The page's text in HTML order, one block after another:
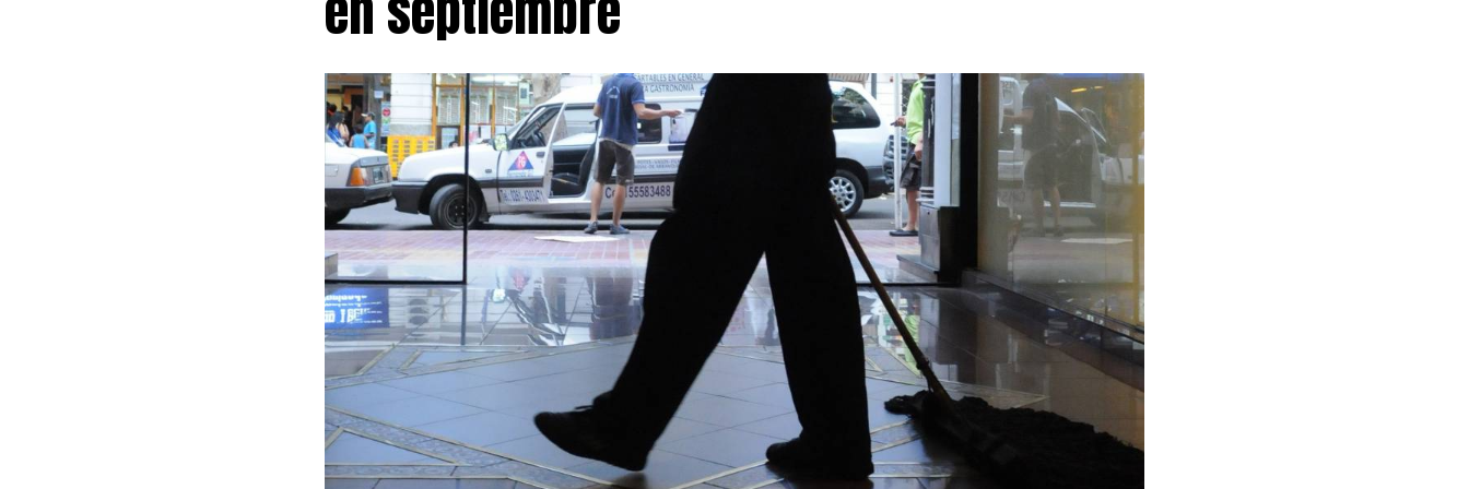
de tierras rurales en manos extranjeras y suprime las restricciones que impedían la
las modificaciones permitirán atraer inversiones y fortalecer la seguridad jurídica,
mientras que sus detractores advierten que comprometen el control nacional sobre
recursos considerados estratégicos.
La iniciativa también reforma el régimen de expropiaciones, estableciendo
indemnizaciones calculadas sobre el valor de mercado, con un tope para el lucro
cesante, y condiciona la transferencia del dominio al pago efectivo de la
compensación. A ello se suma la incorporación de procedimientos judiciales más
rápidos para los desalojos y la derogación de disposiciones de la Ley de Manejo del
Fuego que impedían modificar el destino de tierras afectadas por incendios durante
un plazo de treinta años.
El rechazo excedió el ámbito sindical. Diversas organizaciones sociales y rurales se
integraron a la denominada Coalición Federal en Defensa de la Tierra y a la